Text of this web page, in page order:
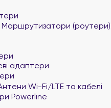
Маршрутизатори (роутери)
адаптери
Wi-Fi/LTE та кабелі
Powerline